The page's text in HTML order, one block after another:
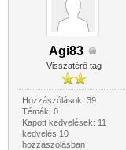
Agi83
Visszatérő tag
Hozzászólások: 39
Témák: 0
Kapott kedvelések: 11
kedvelés 10
hozzászólásban